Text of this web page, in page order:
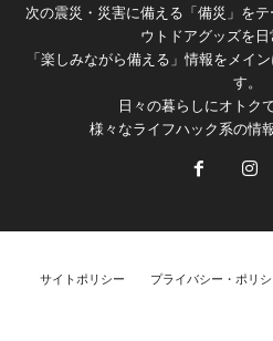
次の震災・災害に備える「備災」を
ウトドアグッズを
「楽しみながら備える」情報をメイ
す。
日々の暮らしにオトク
様々なライフハック系の情
サイトポリシー プライバシー・ポリ